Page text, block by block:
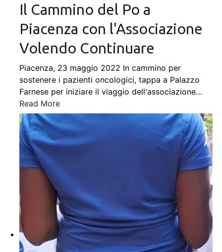
Il Cammino del Po a
Piacenza con l'Associazione
Volendo Continuare
Piacenza, 23 maggio 2022 In cammino per
sostenere i pazienti oncologici, tappa a Palazzo
Farnese per iniziare il viaggio dell'associazione…
Read More